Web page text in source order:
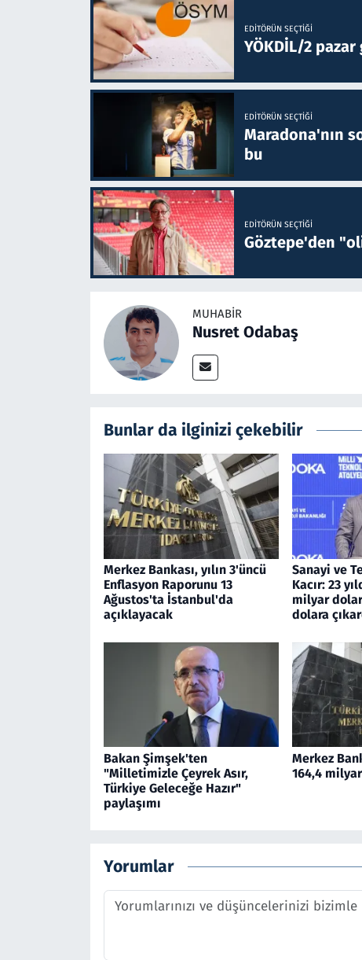
EDITÖRÜN SEÇTIĞI
YÖKDİL/2 pazar
EDITÖRÜN SEÇTIĞI
Maradona'nın
bu
EDITÖRÜN SEÇTIĞI
Göztepe'den
MUHABIR
Nusret Odabaş
Bunlar da ilginizi çekebilir
Merkez Bankası, yılın 3'üncü
Enflasyon Raporunu 13
Ağustos'ta İstanbul'da
açıklayacak
Sanayi ve
Kacır: 23
milyar
dolara
Bakan Şimşek'ten
"Milletimizle Çeyrek Asır,
Türkiye Geleceğe Hazır"
paylaşımı
Merkez
164,4
Yorumlar